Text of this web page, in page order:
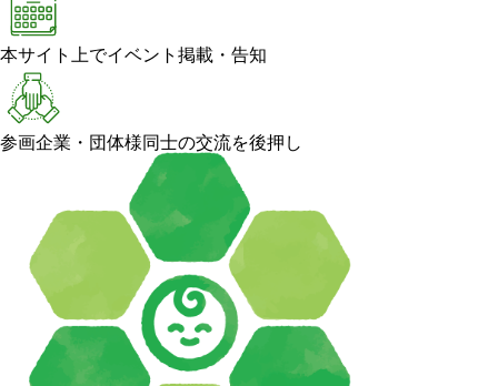
本サイト上でイベント掲載・告知
参画企業・団体様同士の交流を後押し